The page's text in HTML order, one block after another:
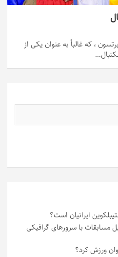
، که غالباً به عنوان یکی از
ایرانیان است؟
مسابقات با سرورهای گرافیکی
ورزش کرد؟